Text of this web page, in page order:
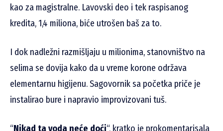
kao za magistralne. Lavovski deo i tek raspisanog
kredita, 1,4 miliona, biće utrošen baš za to.
I dok nadležni razmišljaju u milionima, stanovništvo na
selima se dovija kako da u vreme korone održava
elementarnu higijenu. Sagovornik sa početka priče je
instalirao bure i napravio improvizovani tuš.
“Nikad ta voda neće doći“, kratko je prokomentarisala